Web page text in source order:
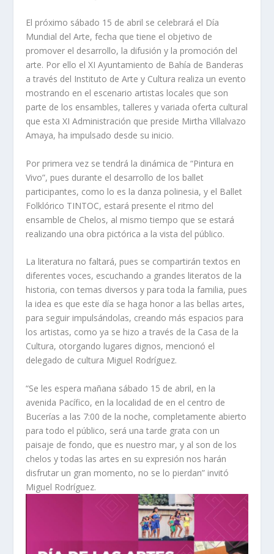
El próximo sábado 15 de abril se celebrará el Día
Mundial del Arte, fecha que tiene el objetivo de
promover el desarrollo, la difusión y la promoción del
arte. Por ello el XI Ayuntamiento de Bahía de Banderas
a través del Instituto de Arte y Cultura realiza un evento
mostrando en el escenario artistas locales que son
parte de los ensambles, talleres y variada oferta cultural
que esta XI Administración que preside Mirtha Villalvazo
Amaya, ha impulsado desde su inicio.
Por primera vez se tendrá la dinámica de “Pintura en
Vivo”, pues durante el desarrollo de los ballet
participantes, como lo es la danza polinesia, y el Ballet
Folklórico TINTOC, estará presente el ritmo del
ensamble de Chelos, al mismo tiempo que se estará
realizando una obra pictórica a la vista del público.
La literatura no faltará, pues se compartirán textos en
diferentes voces, escuchando a grandes literatos de la
historia, con temas diversos y para toda la familia, pues
la idea es que este día se haga honor a las bellas artes,
para seguir impulsándolas, creando más espacios para
los artistas, como ya se hizo a través de la Casa de la
Cultura, otorgando lugares dignos, mencionó el
delegado de cultura Miguel Rodríguez.
“Se les espera mañana sábado 15 de abril, en la
avenida Pacífico, en la localidad de en el centro de
Bucerías a las 7:00 de la noche, completamente abierto
para todo el público, será una tarde grata con un
paisaje de fondo, que es nuestro mar, y al son de los
chelos y todas las artes en su expresión nos harán
disfrutar un gran momento, no se lo pierdan” invitó
Miguel Rodríguez.